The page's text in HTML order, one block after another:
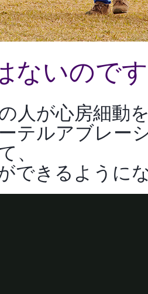
ないのです
が心房細動
テルアブレー
、
できるように